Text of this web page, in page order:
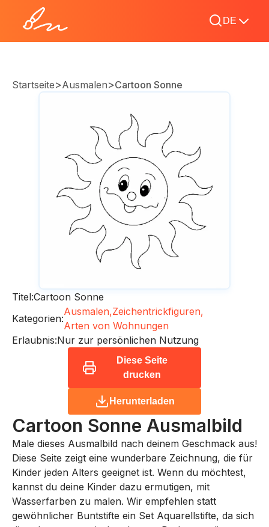
DE
Startseite>Ausmalen>Cartoon Sonne
Titel:Cartoon Sonne
Kategorien:
Ausmalen,Zeichentrickfiguren,
Arten von Wohnungen
Erlaubnis:Nur zur persönlichen Nutzung
Diese Seite
drucken
Herunterladen
Cartoon Sonne Ausmalbild
Male dieses Ausmalbild nach deinem Geschmack aus!
Diese Seite zeigt eine wunderbare Zeichnung, die für
Kinder jeden Alters geeignet ist. Wenn du möchtest,
kannst du deine Kinder dazu ermutigen, mit
Wasserfarben zu malen. Wir empfehlen statt
gewöhnlicher Buntstifte ein Set Aquarellstifte, da sich